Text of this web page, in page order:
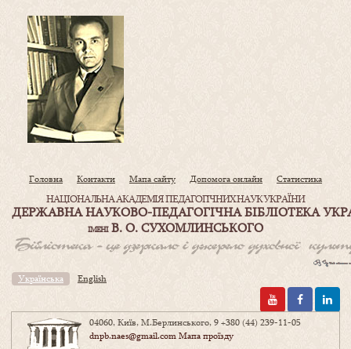
Головна Контакти Мапа сайту Допомога онлайн Статистика
НАЦІОНАЛЬНА АКАДЕМІЯ ПЕДАГОГІЧНИХ НАУК УКРАЇНИ
ДЕРЖАВНА НАУКОВО-ПЕДАГОГІЧНА БІБЛІОТЕКА
ІМЕНІВ. О. СУХОМЛИНСЬКОГО
Українська English
04060, Київ, М.Берлинського, 9+380 (44) 239-11-05
dnpb.naes@gmail.comМапа проїзду